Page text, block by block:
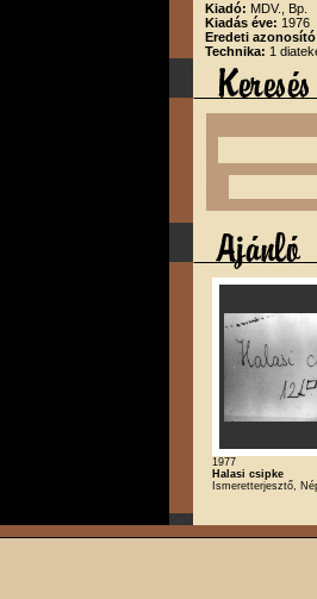
Kiadó: MDV., Bp.
Kiadás éve: 1976
Eredeti
Technika: 1
1977
Halasi csipke
Ismeretterjesztő,